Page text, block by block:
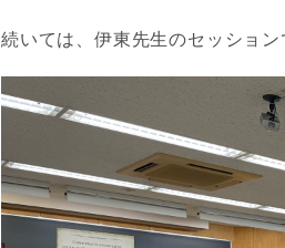
続いては、伊東先生のセッション